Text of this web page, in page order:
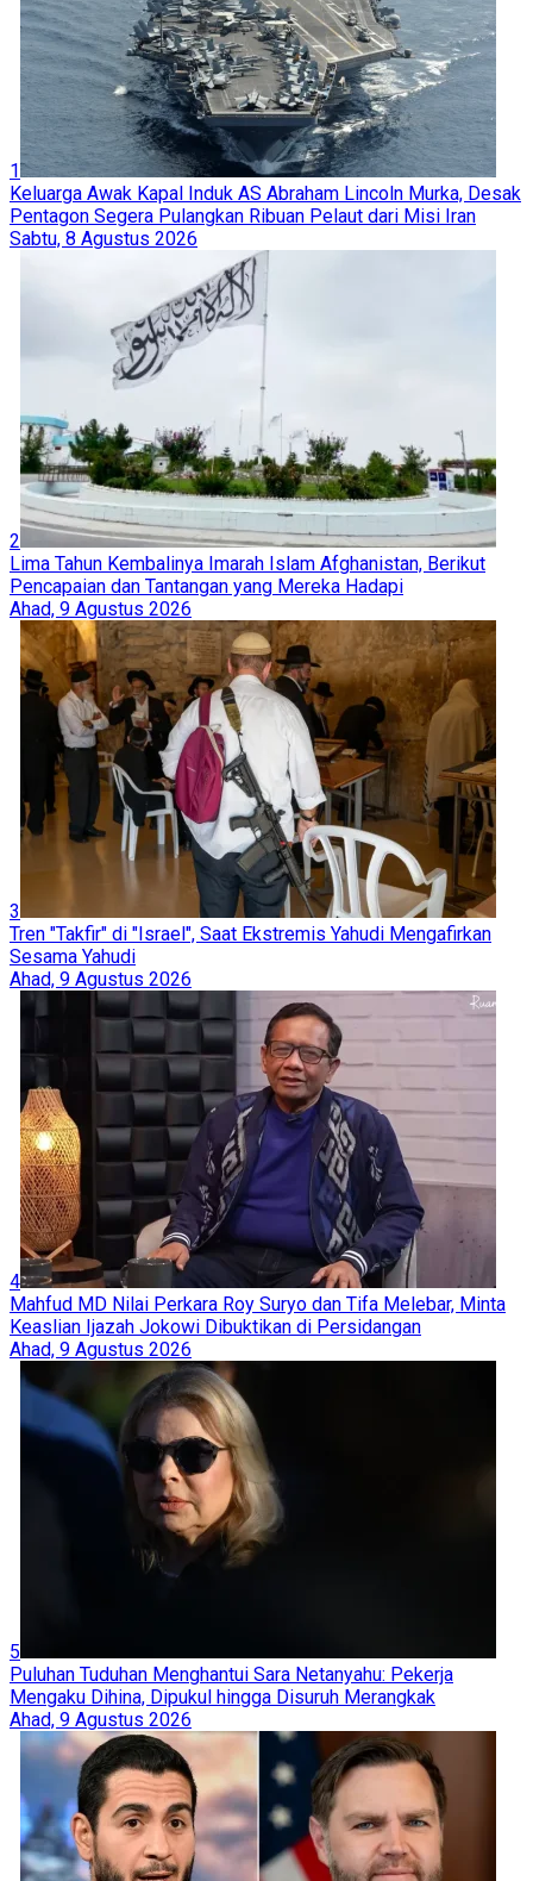
1
Keluarga Awak Kapal Induk AS Abraham Lincoln Murka, Desak
Pentagon Segera Pulangkan Ribuan Pelaut dari Misi Iran
Sabtu, 8 Agustus 2026
2
Lima Tahun Kembalinya Imarah Islam Afghanistan, Berikut
Pencapaian dan Tantangan yang Mereka Hadapi
Ahad, 9 Agustus 2026
3
Tren "Takfir" di "Israel", Saat Ekstremis Yahudi Mengafirkan
Sesama Yahudi
Ahad, 9 Agustus 2026
4
Mahfud MD Nilai Perkara Roy Suryo dan Tifa Melebar, Minta
Keaslian Ijazah Jokowi Dibuktikan di Persidangan
Ahad, 9 Agustus 2026
5
Puluhan Tuduhan Menghantui Sara Netanyahu: Pekerja
Mengaku Dihina, Dipukul hingga Disuruh Merangkak
Ahad, 9 Agustus 2026